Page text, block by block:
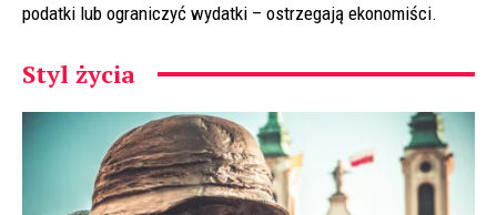
podatki lub ograniczyć wydatki – ostrzegają ekonomiści.
Styl życia